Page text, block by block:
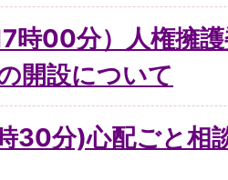
時00分）人権擁
開設について
30分)心配ごと相